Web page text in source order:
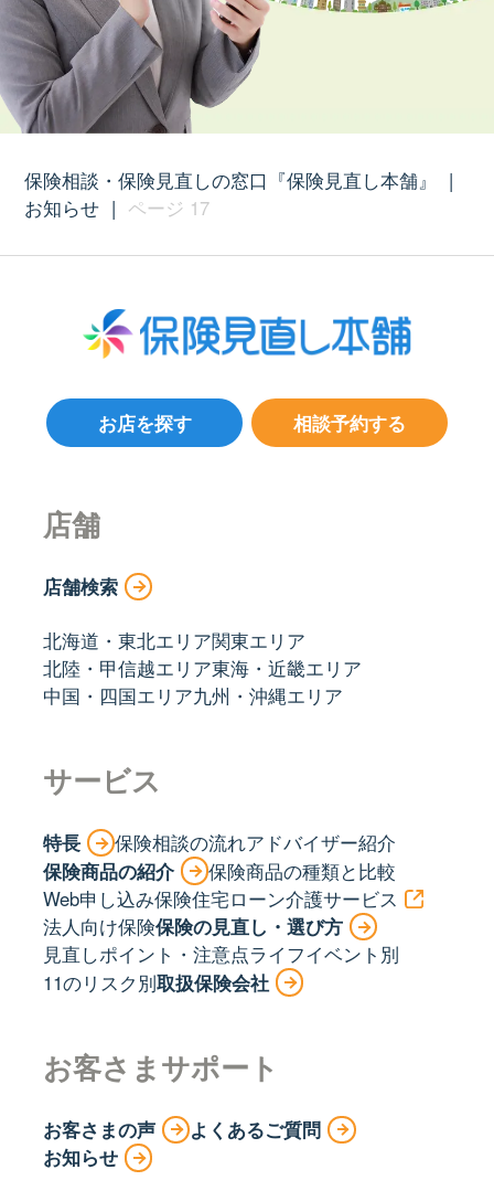
保険相談・保険見直しの窓口『保険見直し本舗』
|
お知らせ | ページ 17
相談予約する
お店を探す
店舗
店舗検索
北海道・東北エリア関東エリア
北陸・甲信越エリア東海・近畿エリア
中国・四国エリア九州・沖縄エリア
サービス
特長 保険相談の流れアドバイザー紹介
保険商品の紹介
保険商品の種類と比較
Web申し込み保険住宅ローン介護サービス
法人向け保険保険の見直し・選び方
見直しポイント・注意点ライフイベント別
11のリスク別取扱保険会社
お客さまサポート
お客さまの声
よくあるご質問
お知らせ